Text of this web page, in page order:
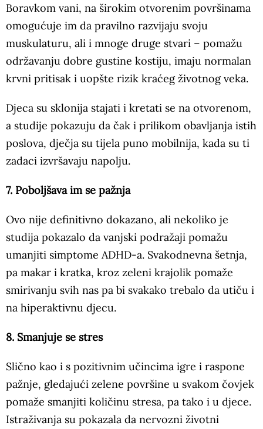
Boravkom vani, na širokim otvorenim površinama
omogućuje im da pravilno razvijaju svoju
muskulaturu, ali i mnoge druge stvari – pomažu
održavanju dobre gustine kostiju, imaju normalan
krvni pritisak i uopšte rizik kraćeg životnog veka.
Djeca su sklonija stajati i kretati se na otvorenom,
a studije pokazuju da čak i prilikom obavljanja istih
poslova, dječja su tijela puno mobilnija, kada su ti
zadaci izvršavaju napolju.
7. Poboljšava im se pažnja
Ovo nije definitivno dokazano, ali nekoliko je
studija pokazalo da vanjski podražaji pomažu
umanjiti simptome ADHD-a. Svakodnevna šetnja,
pa makar i kratka, kroz zeleni krajolik pomaže
smirivanju svih nas pa bi svakako trebalo da utiču i
na hiperaktivnu djecu.
8. Smanjuje se stres
Slično kao i s pozitivnim učincima igre i raspone
pažnje, gledajući zelene površine u svakom čovjek
pomaže smanjiti količinu stresa, pa tako i u djece.
Istraživanja su pokazala da nervozni životni